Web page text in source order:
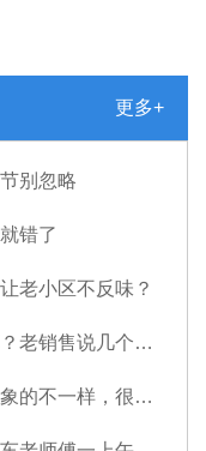
更多+
别忽略
错了
老小区不反味？
湖北程力吸粪车价格到底怎么算？老销售说几个不会写在报价单上的事
消防车救火的真实画面，和你想象的不一样，很多人第一步就错了